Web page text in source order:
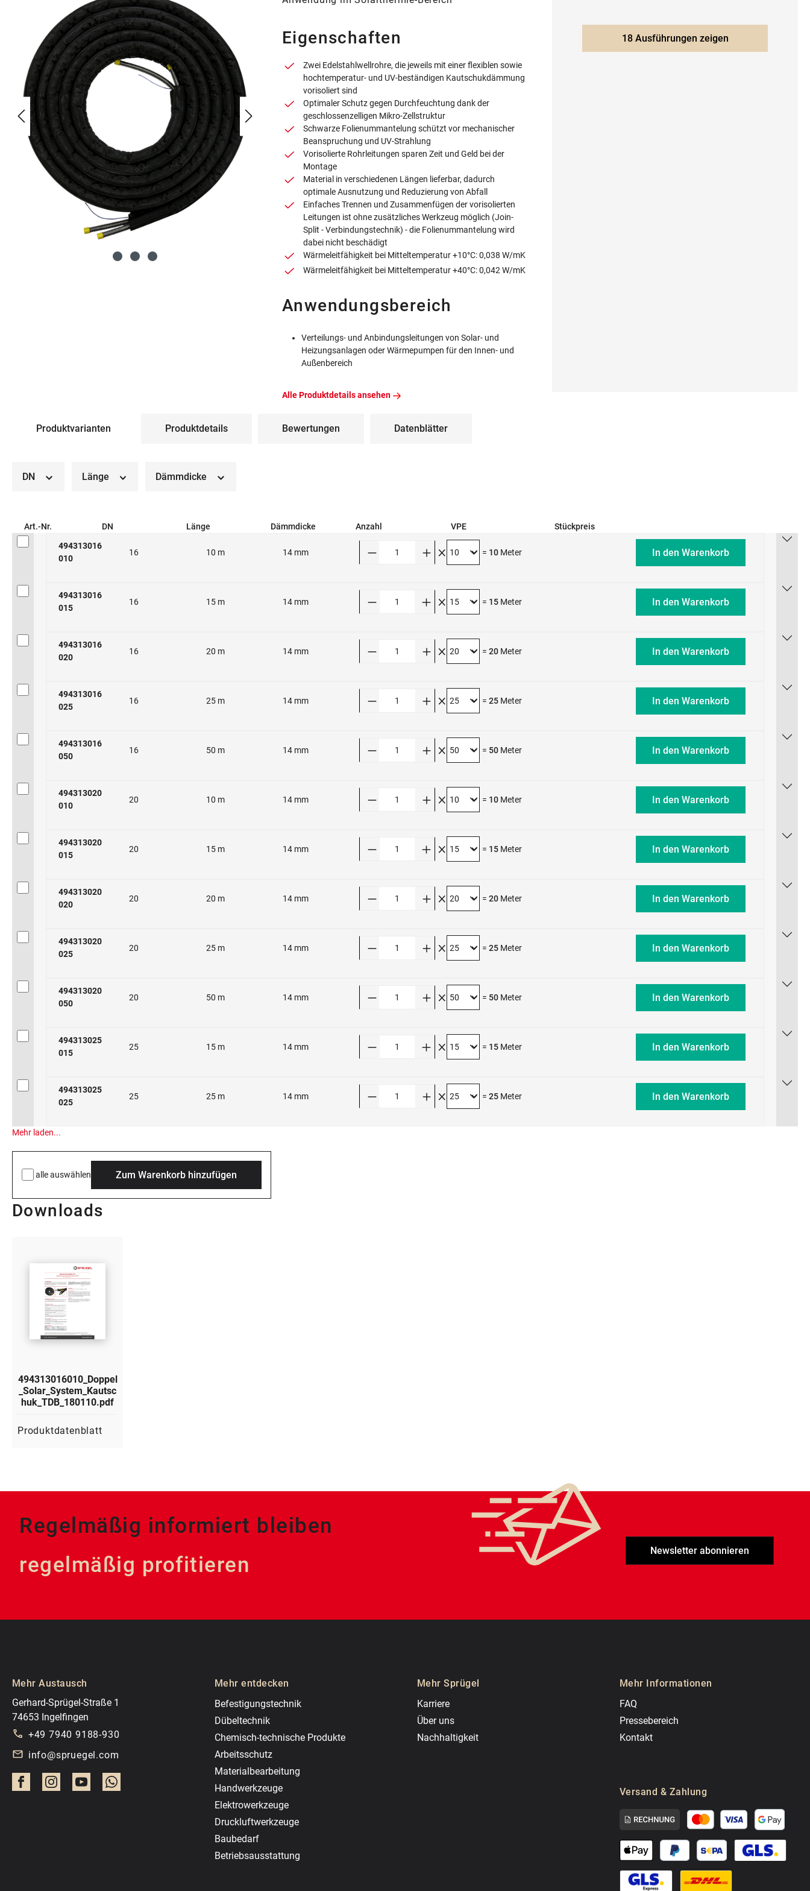
18 Ausführungen zeigen
Eigenschaften
Zwei Edelstahlwellrohre, die jeweils mit einer flexiblen sowie
hochtemperatur- und UV-beständigen Kautschukdämmung
vorisoliert sind
Optimaler Schutz gegen Durchfeuchtung dank der
geschlossenzelligen Mikro-Zellstruktur
Schwarze Folienummantelung schützt vor mechanischer
Beanspruchung und UV-Strahlung
Vorisolierte Rohrleitungen sparen Zeit und Geld bei der
Montage
Material in verschiedenen Längen lieferbar, dadurch
optimale Ausnutzung und Reduzierung von Abfall
Einfaches Trennen und Zusammenfügen der vorisolierten
Leitungen ist ohne zusätzliches Werkzeug möglich (Join-
Split - Verbindungstechnik) - die Folienummantelung wird
dabei nicht beschädigt
Wärmeleitfähigkeit bei Mitteltemperatur +10°C: 0,038 W/mK
Wärmeleitfähigkeit bei Mitteltemperatur +40°C: 0,042 W/mK
Anwendungsbereich
Verteilungs- und Anbindungsleitungen von Solar- und
Heizungsanlagen oder Wärmepumpen für den Innen- und
Außenbereich
Alle Produktdetails ansehen
Produktvarianten Produktdetails Bewertungen Datenblätter
DN Länge Dämmdicke
Art.-Nr. DN Länge Dämmdicke Anzahl VPE
Stückpreis
494313016
010
16 10 m 14 mm = 10 Meter In den Warenkorb
494313016
015
16 15 m 14 mm = 15 Meter In den Warenkorb
494313016
020
16 20 m 14 mm = 20 Meter In den Warenkorb
494313016
025
16 25 m 14 mm = 25 Meter In den Warenkorb
494313016
050
16 50 m 14 mm = 50 Meter In den Warenkorb
494313020
010
20 10 m 14 mm = 10 Meter In den Warenkorb
494313020
015
20 15 m 14 mm = 15 Meter In den Warenkorb
494313020
020
20 20 m 14 mm = 20 Meter In den Warenkorb
494313020
025
20 25 m 14 mm = 25 Meter In den Warenkorb
494313020
050
20 50 m 14 mm = 50 Meter In den Warenkorb
494313025
015
25 15 m 14 mm = 15 Meter In den Warenkorb
494313025
025
25 25 m 14 mm = 25 Meter In den Warenkorb
Mehr laden...
alle auswählen Zum Warenkorb hinzufügen
Downloads
494313016010_Doppel
_Solar_System_Kautsc
huk_TDB_180110.pdf
Produktdatenblatt
Regelmäßig informiert bleiben
regelmäßig profitieren
Newsletter abonnieren
Mehr Austausch
Gerhard-Sprügel-Straße 1
74653 Ingelfingen
+49 7940 9188-930
info@spruegel.com
Mehr entdecken
Befestigungstechnik
Dübeltechnik
Chemisch-technische Produkte
Arbeitsschutz
Materialbearbeitung
Handwerkzeuge
Elektrowerkzeuge
Druckluftwerkzeuge
Baubedarf
Betriebsausstattung
Mehr Sprügel
Karriere
Über uns
Nachhaltigkeit
Mehr Informationen
FAQ
Pressebereich
Kontakt
Versand & Zahlung